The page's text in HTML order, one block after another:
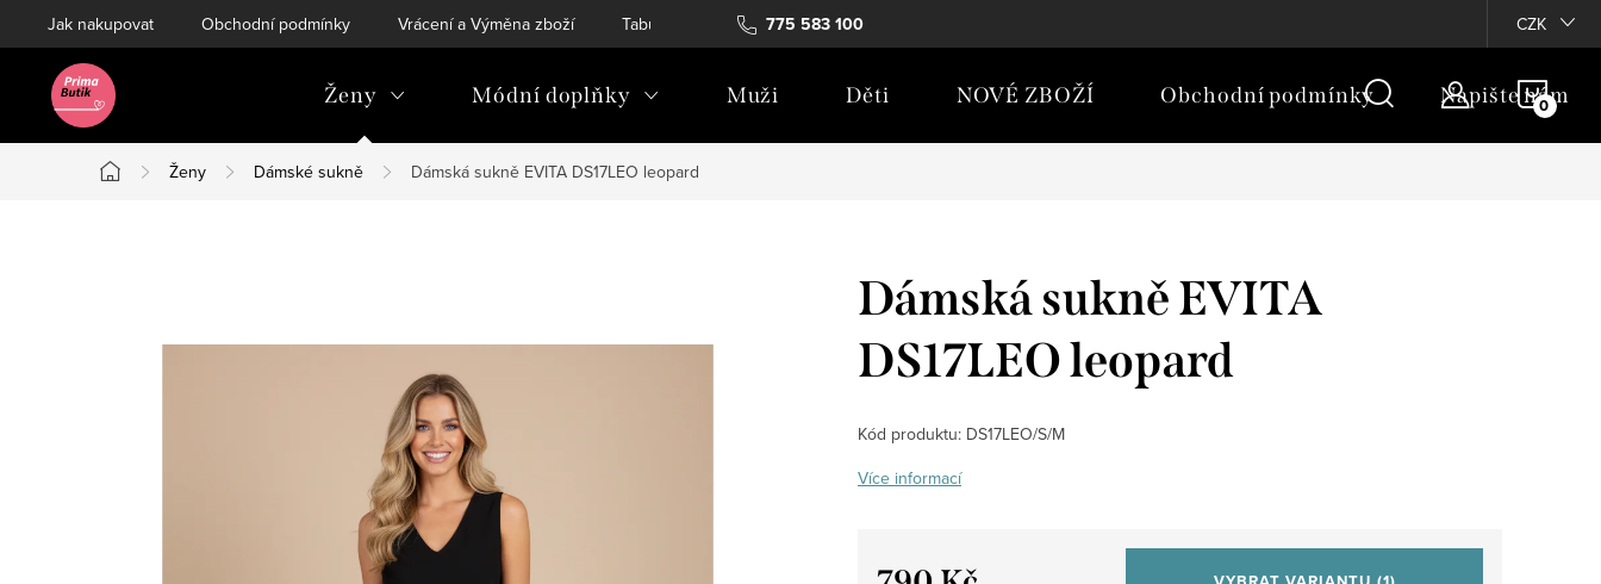
na
775 583 100
Jak nakupovat Obchodní podmínky Vrácení a Výměna zboží Tabulky velikostí Soubory Cookies CZK
Ženy Módní doplňky Muži Děti NOVÉ ZBOŽÍ Obchodní podmínky Napište nám
Domů
Ženy Dámské sukně Dámská sukně EVITA DS17LEO leopard
Dámská sukně EVITA
DS17LEO leopard
Kód produktu: DS17LEO/S/M
Více informací